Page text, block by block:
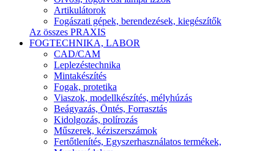
Artikulátorok
Fogászati gépek, berendezések, kiegészítők
Az összes PRAXIS
FOGTECHNIKA, LABOR
CAD/CAM
Leplezéstechnika
Mintakészítés
Fogak, protetika
Viaszok, modellkészítés, mélyhúzás
Beágyazás, Öntés, Forrasztás
Kidolgozás, polírozás
Műszerek, kéziszerszámok
Fertőtlenítés, Egyszerhasználatos termékek,